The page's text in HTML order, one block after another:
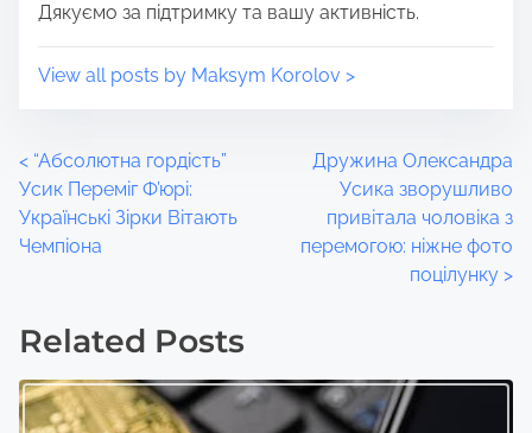
Дякуємо за підтримку та вашу активність.
View all posts by Maksym Korolov >
P
o
s
s
n
< “Абсолютна гордість”
Усик Переміг Ф’юрі:
Українські Зірки Вітають
Чемпіона
Дружина Олександра
Усика зворушливо
привітала чоловіка з
перемогою: ніжне фото
поцілунку >
Related Posts